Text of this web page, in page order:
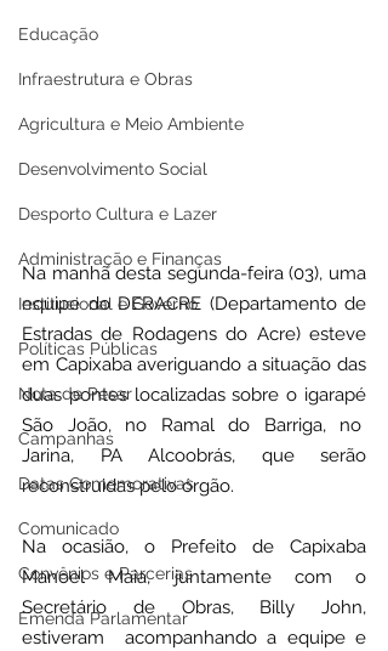
Educação
Infraestrutura e Obras
Agricultura e Meio Ambiente
Desenvolvimento Social
Desporto Cultura e Lazer
Administração e Finanças
Institucional e Governo
Políticas Públicas
Nota de Pesar
Campanhas
Datas Comemorativas
Comunicado
Convênios e Parcerias
Emenda Parlamentar
Na manhã desta segunda-feira (03), uma
equipe do DERACRE (Departamento de
Estradas de Rodagens do Acre) esteve
em Capixaba averiguando a situação das
duas pontes localizadas sobre o igarapé
São João, no Ramal do Barriga, no
Jarina, PA Alcoobrás, que serão
reconstruidas pelo órgão.
Na ocasião, o Prefeito de Capixaba
Manoel Maia, juntamente com o
Secretário de Obras, Billy John,
estiveram  acompanhando a equipe e